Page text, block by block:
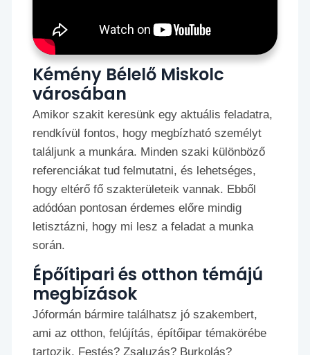
Kémény Bélelő Miskolc
városában
Amikor szakit keresünk egy aktuális feladatra,
rendkívül fontos, hogy megbízható személyt
találjunk a munkára. Minden szaki különböző
referenciákat tud felmutatni, és lehetséges,
hogy eltérő fő szakterületeik vannak. Ebből
adódóan pontosan érdemes előre mindig
letisztázni, hogy mi lesz a feladat a munka
során.
Épőítipari és otthon témájú
megbízások
Jóformán bármire találhatsz jó szakembert,
ami az otthon, felújítás, építőipar témakörébe
tartozik. Festés? Zsaluzás? Burkolás?